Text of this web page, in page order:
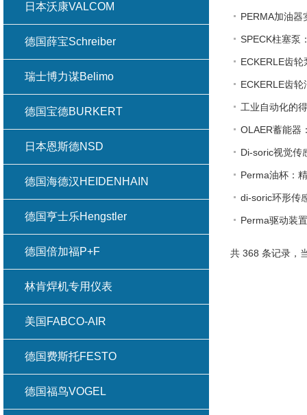
PERMA加油器
SPECK柱塞泵
ECKERLE齿
ECKERLE齿
工业自动化的
OLAER蓄能器
Di-soric视觉传
Perma油杯：
di-soric环形传
Perma驱动装
共 368 条记录
日本沃康VALCOM
德国薛宝Schreiber
瑞士博力谋Belimo
德国宝德BURKERT
日本恩斯德NSD
德国海德汉HEIDENHAIN
德国亨士乐Hengstler
德国倍加福P+F
林肯焊机专用仪表
美国FABCO-AIR
德国费斯托FESTO
德国福鸟VOGEL